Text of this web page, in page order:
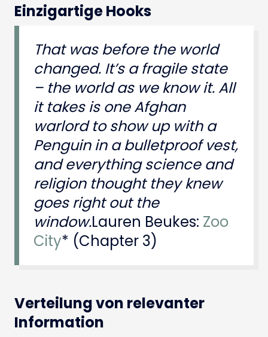
Einzigartige Hooks
That was before the world
changed. It’s a fragile state
– the world as we know it. All
it takes is one Afghan
warlord to show up with a
Penguin in a bulletproof vest,
and everything science and
religion thought they knew
goes right out the
window.Lauren Beukes: Zoo
City* (Chapter 3)
Verteilung von relevanter
Information